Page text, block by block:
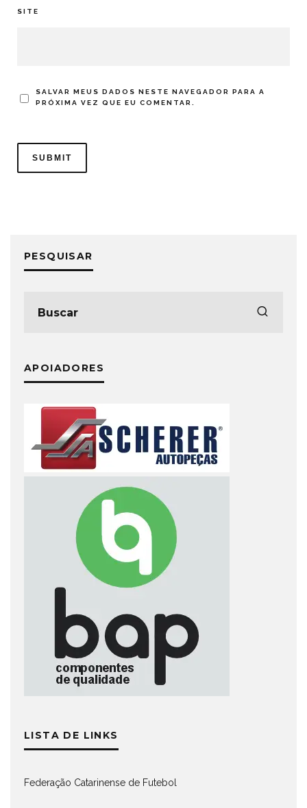
SITE
SALVAR MEUS DADOS NESTE NAVEGADOR PARA A
PRÓXIMA VEZ QUE EU COMENTAR.
PESQUISAR
APOIADORES
LISTA DE LINKS
Federação Catarinense de Futebol